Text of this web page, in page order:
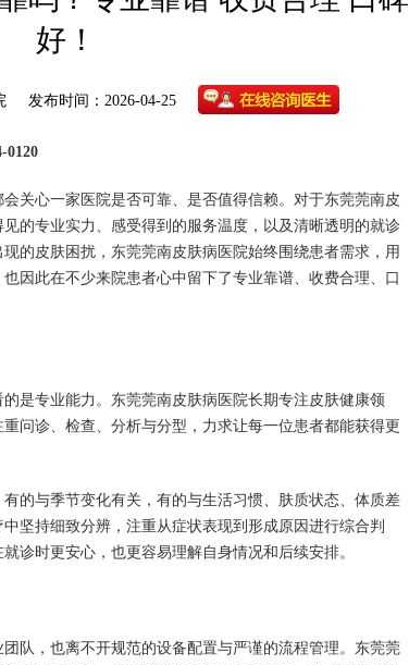
好！
发布时间：2026-04-25
0120
关心一家医院是否可靠、是否值得信赖。对于东莞莞南皮
的专业实力、感受得到的服务温度，以及清晰透明的就诊
的皮肤困扰，东莞莞南皮肤病医院始终围绕患者需求，用
因此在不少来院患者心中留下了专业靠谱、收费合理、口
是专业能力。东莞莞南皮肤病医院长期专注皮肤健康领
问诊、检查、分析与分型，力求让每一位患者都能获得更
的与季节变化有关，有的与生活习惯、肤质状态、体质差
坚持细致分辨，注重从症状表现到形成原因进行综合判
诊时更安心，也更容易理解自身情况和后续安排。
队，也离不开规范的设备配置与严谨的流程管理。东莞莞